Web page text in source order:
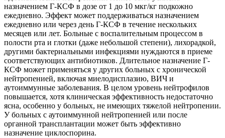
назначением Г-КСФ в дозе от 1 до 10 мкг/кг подкожно
ежедневно. Эффект может поддерживаться назначением
ежедневно или через день Г-КСФ в течение нескольких
месяцев или лет. Больные с воспалительным процессом в
полости рта и глотки (даже небольшой степени), лихорадкой,
другими бактериальными инфекциями нуждаются в приеме
соответствующих антибиотиков. Длительное назначение Г-
КСФ может применяться у других больных с хронической
нейтропенией, включая миелодисплазию, ВИЧ и
аутоиммунные заболевания. В целом уровень нейтрофилов
повышается, хотя клиническая эффективность недостаточно
ясна, особенно у больных, не имеющих тяжелой нейтропении.
У больных с аутоиммунной нейтропенией или после
органной трансплантации может быть эффективно
назначение циклоспорина.